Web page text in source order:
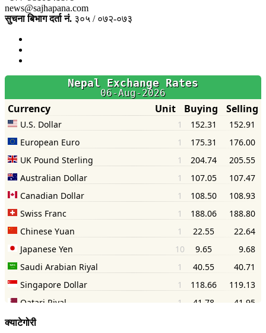
news@sajhapana.com
सुचना बिभाग दर्ता नं. ३०५ / ०७२-०७३
क्याटेगोरी